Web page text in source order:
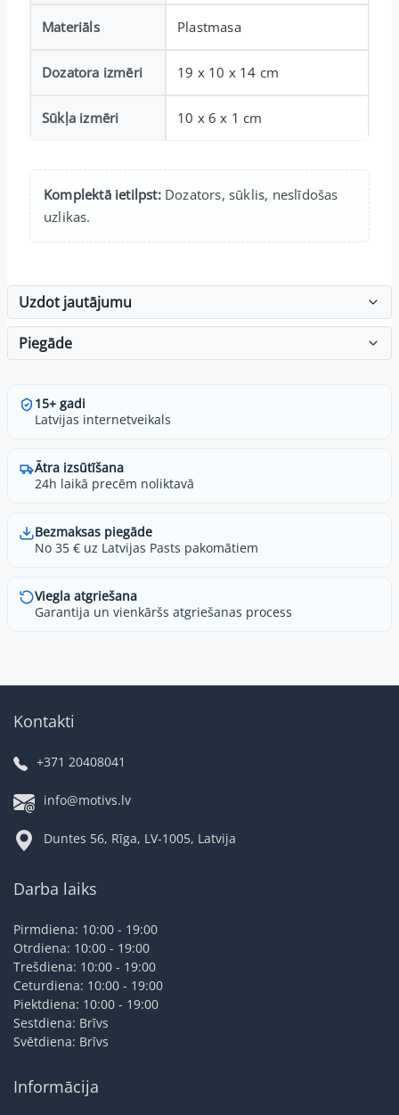
Materiāls Plastmasa
Dozatora izmēri 19 x 10 x 14 cm
Sūkļa izmēri 10 x 6 x 1 cm
Komplektā ietilpst:Dozators, sūklis, neslīdošas
uzlikas.
Uzdot jautājumu
Piegāde
15+ gadi
Latvijas internetveikals
Ātra izsūtīšana
24h laikā precēm noliktavā
Bezmaksas piegāde
No 35 € uz Latvijas Pasts pakomātiem
Viegla atgriešana
Garantija un vienkāršs atgriešanas process
Kontakti
+371 20408041
info@motivs.lv
Duntes 56, Rīga, LV-1005, Latvija
Darba laiks
Pirmdiena: 10:00 - 19:00
Otrdiena: 10:00 - 19:00
Trešdiena: 10:00 - 19:00
Ceturdiena: 10:00 - 19:00
Piektdiena: 10:00 - 19:00
Sestdiena: Brīvs
Svētdiena: Brīvs
Informācija